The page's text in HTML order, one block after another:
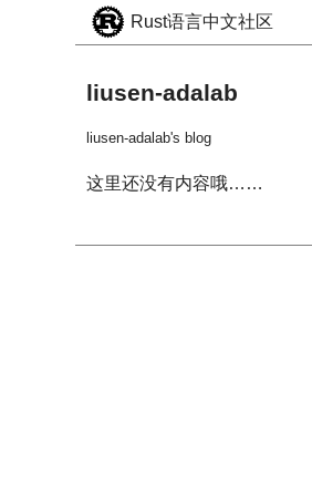
Rust语言中文社区
liusen-adalab
liusen-adalab's blog
这里还没有内容哦……